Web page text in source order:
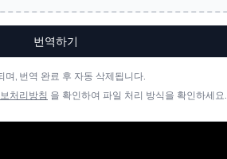
번역하기
, 번역 완료 후 자동 삭제됩니다.
처리방침 을 확인하여 파일 처리 방식을 확인하세요.